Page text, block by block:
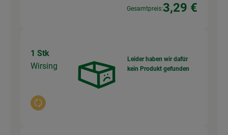
Gesamtpreis:3,29 €
1 Stk
Wirsing
Auswahl ändern
Leider haben wir dafür
kein Produkt gefunden